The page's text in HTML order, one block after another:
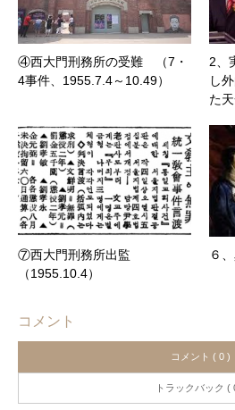
④西大門刑務所の受難 （7・
4事件、1955.7.4～10.49）
2、
し
た
⑦西大門刑務所出監
（1955.10.4）
６
コメント
コメント ( 0 )
トラックバック (